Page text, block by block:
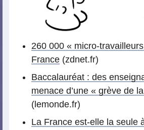
260 000 « micro-
France (zdnet.fr)
Baccalauréat : des
menace d’une « grève de
(lemonde.fr)
La France est-elle la seule